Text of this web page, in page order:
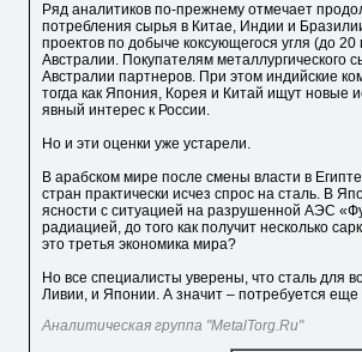
Ряд аналитиков по-прежнему отмечает
потребления сырья в Китае, Индии и
проектов по добыче коксующегося угля (до
Австралии. Покупателям металлургического
Австралии партнеров. При этом индийские
тогда как Япония, Корея и Китай ищут новые
явный интерес к России.
Но и эти оценки уже устарели.
В арабском мире после смены власти в
стран практически исчез спрос на сталь. В
ясности с ситуацией на разрушенной АЭС
радиацией, до того как получит несколько
это третья экономика мира?
Но все специалисты уверены, что сталь для
Ливии, и Японии. А значит – потребуется
Аналитическая группа "MetalTorg.Ru"